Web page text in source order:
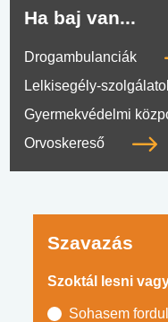
Ha baj van...
Drogambulanciák
Lelkisegély-
Gyermekvédelmi
Orvoskereső
Szavazás
Szoktál lesni
Sohasem